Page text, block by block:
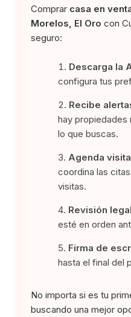
Comprar casa en
Morelos, El Oro con
seguro:
Descarga la
configura tus
Recibe
hay propiedades
lo que buscas.
Agenda
coordina las
visitas.
Revisión
esté en orden
Firma de
hasta el final del
No importa si es tu
buscando una mejor